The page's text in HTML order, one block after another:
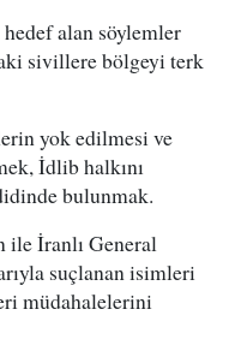
alan söylemler
sivillere bölgeyi terk
yok edilmesi ve
İdlib halkını
bulunmak.
ile İranlı General
suçlanan isimleri
müdahalelerini